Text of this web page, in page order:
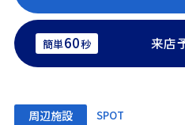
簡単60秒 来店
周辺施設 SPOT